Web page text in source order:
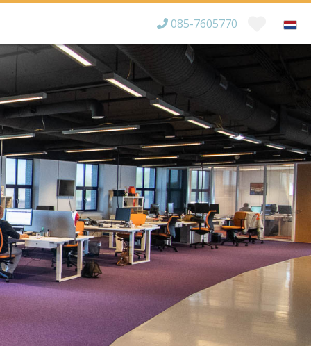
085-7605770
Bereikbaar tot